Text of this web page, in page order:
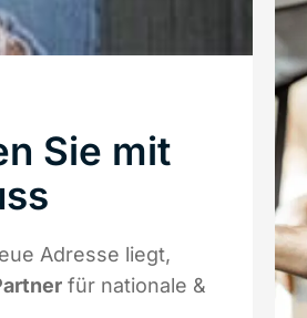
Sie mit
Adresse liegt,
für nationale &